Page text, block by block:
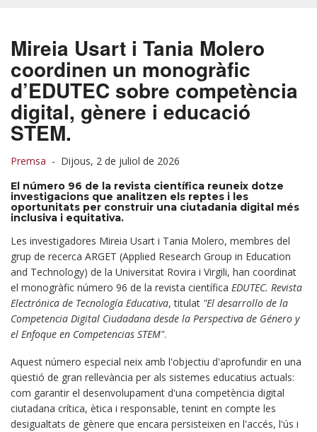
Mireia Usart i Tania Molero
coordinen un monogràfic
d’EDUTEC sobre competència
digital, gènere i educació
STEM.
Premsa - Dijous, 2 de juliol de 2026
El número 96 de la revista científica reuneix dotze
investigacions que analitzen els reptes i les
oportunitats per construir una ciutadania digital més
inclusiva i equitativa.
Les investigadores Mireia Usart i Tania Molero, membres del
grup de recerca ARGET (Applied Research Group in Education
and Technology) de la Universitat Rovira i Virgili, han coordinat
el monogràfic número 96 de la revista científica EDUTEC. Revista
Electrónica de Tecnología Educativa, titulat "El desarrollo de la
Competencia Digital Ciudadana desde la Perspectiva de Género y
el Enfoque en Competencias STEM".
Aquest número especial neix amb l'objectiu d'aprofundir en una
qüestió de gran rellevància per als sistemes educatius actuals:
com garantir el desenvolupament d'una competència digital
ciutadana crítica, ètica i responsable, tenint en compte les
desigualtats de gènere que encara persisteixen en l'accés, l'ús i